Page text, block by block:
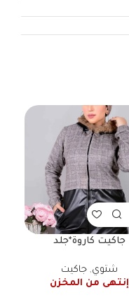
جاكيت كاروة*جلد
شتوي,جاكيت
إنتهى من المخزن